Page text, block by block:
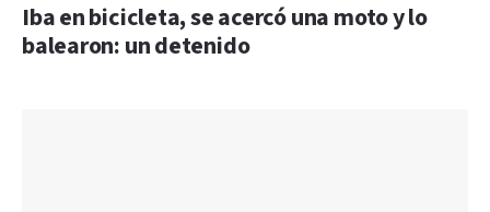
Iba en bicicleta, se acercó una moto y lo
balearon: un detenido